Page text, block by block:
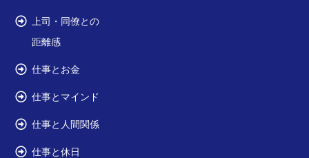
上司・同僚との
距離感
仕事とお金
仕事とマインド
仕事と人間関係
仕事と休日